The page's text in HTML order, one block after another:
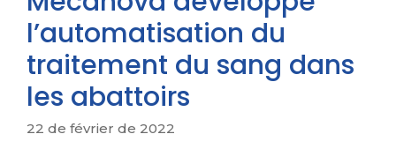
l’automatisation du
traitement du sang dans
les abattoirs
22 de février de 2022